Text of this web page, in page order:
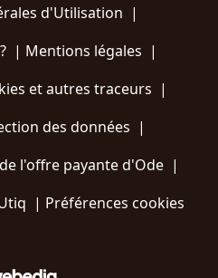
d'Utilisation |
| Mentions légales |
et autres traceurs |
des données |
l'offre payante d'Ode |
| Préférences cookies